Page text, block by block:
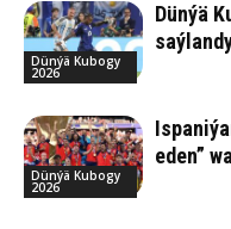
Dünýä Kubogy
2026
Dünýä
Dünýä Kubogy
2026
eden”